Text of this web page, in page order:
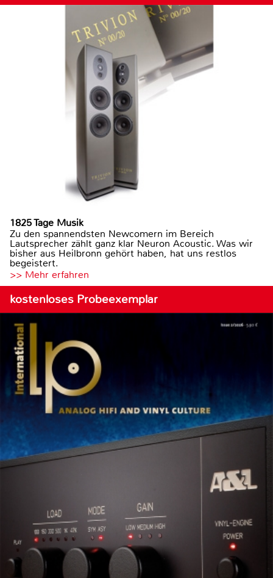
1825 Tage Musik
Zu den spannendsten Newcomern im Bereich
Lautsprecher zählt ganz klar Neuron Acoustic. Was wir
bisher aus Heilbronn gehört haben, hat uns restlos
begeistert.
>> Mehr erfahren
kostenloses Probeexemplar